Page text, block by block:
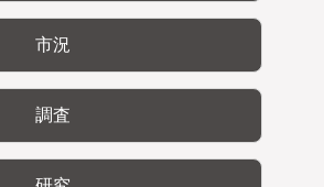
市況
調査